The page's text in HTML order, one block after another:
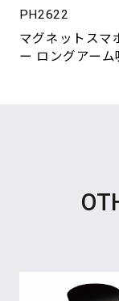
PH2622
マグネットスマ
ー ロングアーム